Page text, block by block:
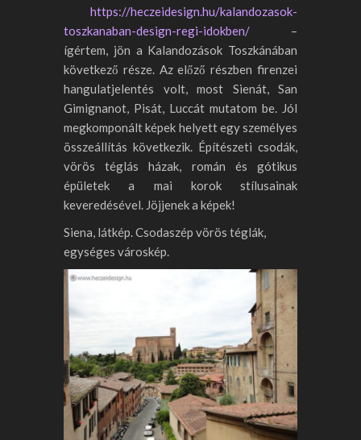
https://heczeidesign.hu/kalandozasok-
toszkanaban-design-regi-idokben/ –
ígértem, jön a Kalandozások Toszkánában
következő része. Az előző részben firenzei
hangulatjelentés volt, most Sienát, San
Gimignanot, Pisát, Luccát mutatom be. Jól
megkomponált képek helyett egy személyes
összeállítás következik. Építészeti csodák,
vörös téglás házak, román és gótikus
épületek a mai korok stílusainak
keveredésével. Jöjjenek a képek!
Siena, látkép. Csodaszép vörös téglák,
egységes városkép.